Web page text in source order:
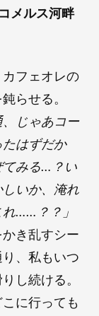
メルス河畔
フェオレの
らせる。
、じゃあコー
はずだか
てみる…？い
いか、淹れ
れ……？？」
き乱すシー
、私もいつ
し続ける。
に行っても